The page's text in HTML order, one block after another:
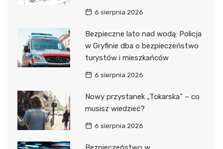
6 sierpnia 2026
Bezpieczne lato nad wodą: Policja
w Gryfinie dba o bezpieczeństwo
turystów i mieszkańców
6 sierpnia 2026
Nowy przystanek „Tokarska” – co
musisz wiedzieć?
6 sierpnia 2026